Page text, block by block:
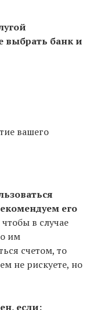
— от 4
в ИФНС
время всей
выбрать банк и
вашего
его
чтобы в случае
им
счетом, то
не рискуете, но
если: